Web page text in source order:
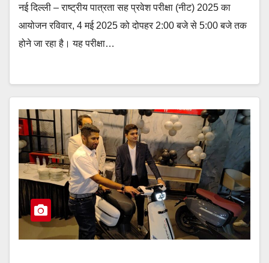
नई दिल्ली – राष्ट्रीय पात्रता सह प्रवेश परीक्षा (नीट) 2025 का
आयोजन रविवार, 4 मई 2025 को दोपहर 2:00 बजे से 5:00 बजे तक
होने जा रहा है। यह परीक्षा…